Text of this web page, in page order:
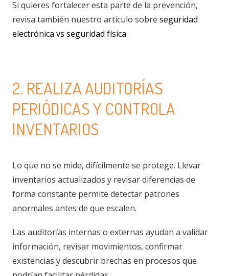
Si quieres fortalecer esta parte de la prevención,
revisa también nuestro artículo sobre seguridad
electrónica vs seguridad física.
2. REALIZA AUDITORÍAS
PERIÓDICAS Y CONTROLA
INVENTARIOS
Lo que no se mide, difícilmente se protege. Llevar
inventarios actualizados y revisar diferencias de
forma constante permite detectar patrones
anormales antes de que escalen.
Las auditorías internas o externas ayudan a validar
información, revisar movimientos, confirmar
existencias y descubrir brechas en procesos que